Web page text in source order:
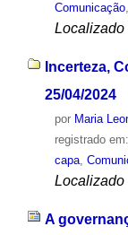
Comunicação,
Localizado
Incerteza,
25/04/2024
por Maria
registrado em:
capa,
Localizado
A